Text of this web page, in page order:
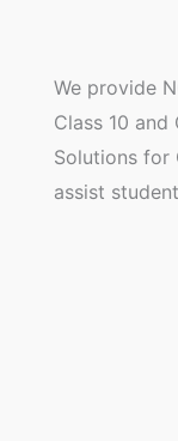
We provide
Class 10 and
Solutions for
assist